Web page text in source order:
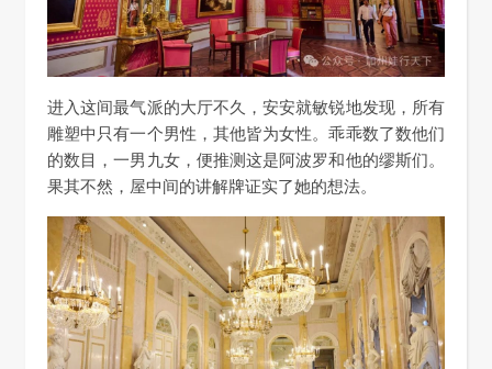
进入这间最气派的大厅不久，安安就敏锐地发现，所有
雕塑中只有一个男性，其他皆为女性。乖乖数了数他们
的数目，一男九女，便推测这是阿波罗和他的缪斯们。
果其不然，屋中间的讲解牌证实了她的想法。